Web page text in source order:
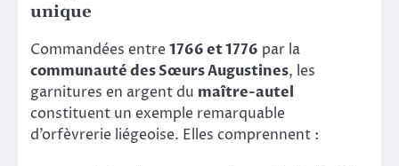
unique
Commandées entre1766 et 1776 par la
communauté des Sœurs Augustines, les
garnitures en argent du maître-autel
constituent un exemple remarquable
d’orfèvrerie liégeoise. Elles comprennent :